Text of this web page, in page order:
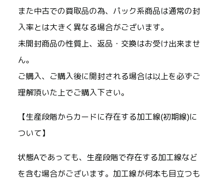
また中古での買取品の為、パック系商品は通常の封
入率とは大きく異なる場合がございます。
未開封商品の性質上、返品・交換はお受け出来ませ
ん。
ご購入、ご購入後に開封される場合は以上を必ずご
理解頂いた上でご購入下さい。
【生産段階からカードに存在する加工線(初期線)に
ついて】
状態Aであっても、生産段階で存在する加工線など
を含む場合がございます。加工線が何本も目立つも